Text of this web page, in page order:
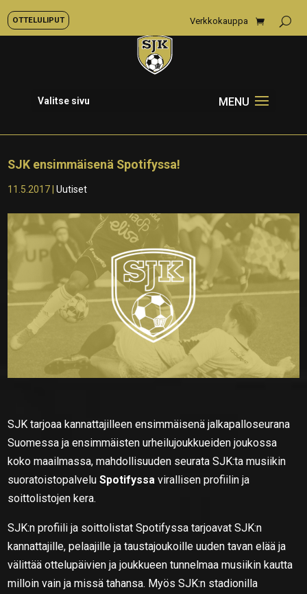
OTTELULIPUT Verkkokauppa
Valitse sivu
SJK ensimmäisenä Spotifyssa!
11.5.2017 |Uutiset
SJK tarjoaa kannattajilleen ensimmäisenä jalkapalloseurana
Suomessa ja ensimmäisten urheilujoukkueiden joukossa
koko maailmassa, mahdollisuuden seurata SJK:ta musiikin
suoratoistopalveluSpotifyssa virallisen profiilin ja
soittolistojen kera.
SJK:n profiili ja soittolistat Spotifyssa tarjoavat SJK:n
kannattajille, pelaajille ja taustajoukoille uuden tavan elää ja
välittää ottelupäivien ja joukkueen tunnelmaa musiikin kautta
milloin vain ja missä tahansa. Myös SJK:n stadionilla